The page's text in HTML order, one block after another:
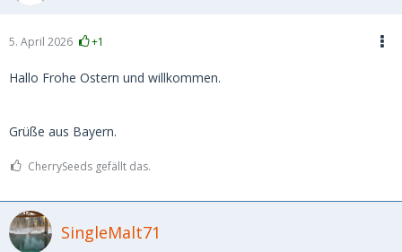
5. April 2026 +1
Hallo Frohe Ostern und willkommen.
Grüße aus Bayern.
CherrySeeds gefällt das.
SingleMalt71